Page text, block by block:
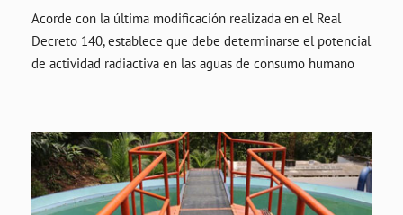
Acorde con la última modificación realizada en el Real
Decreto 140, establece que debe determinarse el potencial
de actividad radiactiva en las aguas de consumo humano